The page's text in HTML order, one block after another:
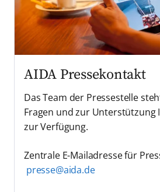
AIDA Pressekontakt
Das Team der Pressestelle
Fragen und zur Unterstützung
zur Verfügung.
Zentrale E-Mailadresse für
presse@aida.de